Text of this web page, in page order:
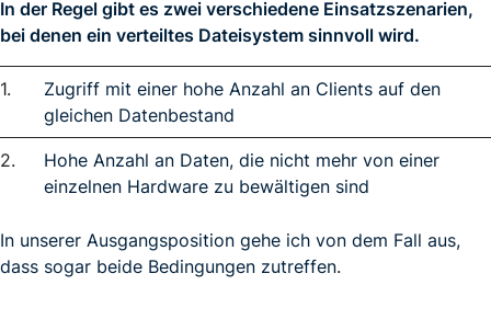
In der Regel gibt es zwei verschiedene Einsatzszenarien,
bei denen ein verteiltes Dateisystem sinnvoll wird.
Zugriff mit einer hohe Anzahl an Clients auf den
gleichen Datenbestand
Hohe Anzahl an Daten, die nicht mehr von einer
einzelnen Hardware zu bewältigen sind
In unserer Ausgangsposition gehe ich von dem Fall aus,
dass sogar beide Bedingungen zutreffen.